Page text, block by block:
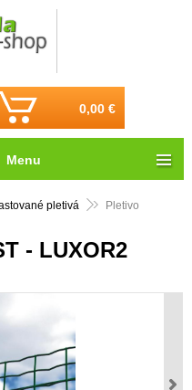
0,00 €
pletivá
Pletivo
- LUXOR2
Menu